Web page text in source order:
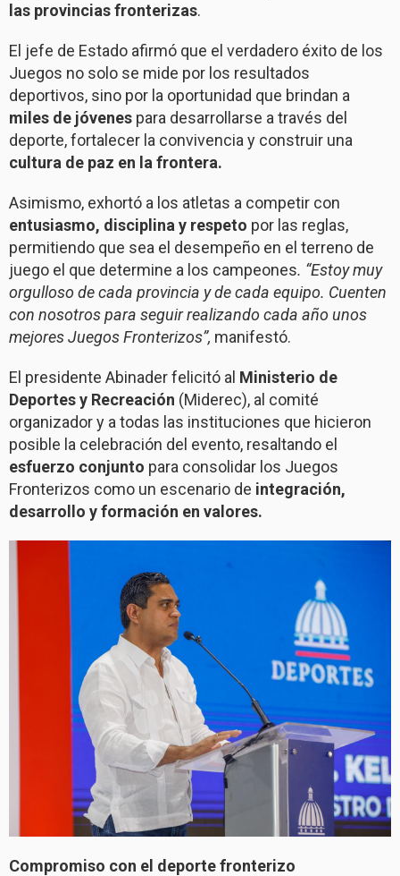
las provincias fronterizas.
El jefe de Estado afirmó que el verdadero éxito de los
Juegos no solo se mide por los resultados
deportivos, sino por la oportunidad que brindan a
miles de jóvenes para desarrollarse a través del
deporte, fortalecer la convivencia y construir una
cultura de paz en la frontera.
Asimismo, exhortó a los atletas a competir con
entusiasmo, disciplina y respeto por las reglas,
permitiendo que sea el desempeño en el terreno de
juego el que determine a los campeones. “Estoy muy
orgulloso de cada provincia y de cada equipo. Cuenten
con nosotros para seguir realizando cada año unos
mejores Juegos Fronterizos”, manifestó.
El presidente Abinader felicitó al Ministerio de
Deportes y Recreación (Miderec), al comité
organizador y a todas las instituciones que hicieron
posible la celebración del evento, resaltando el
esfuerzo conjunto para consolidar los Juegos
Fronterizos como un escenario de integración,
desarrollo y formación en valores.
Compromiso con el deporte fronterizo